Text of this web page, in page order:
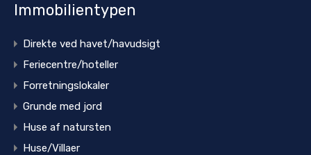
Immobilientypen
Direkte ved havet/havudsigt
Feriecentre/hoteller
Forretningslokaler
Grunde med jord
Huse af natursten
Huse/Villaer